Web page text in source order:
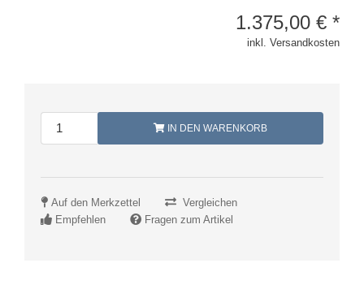
1.375,00 € *
inkl. Versandkosten
IN DEN WARENKORB
Auf den Merkzettel
Vergleichen
Empfehlen
Fragen zum Artikel